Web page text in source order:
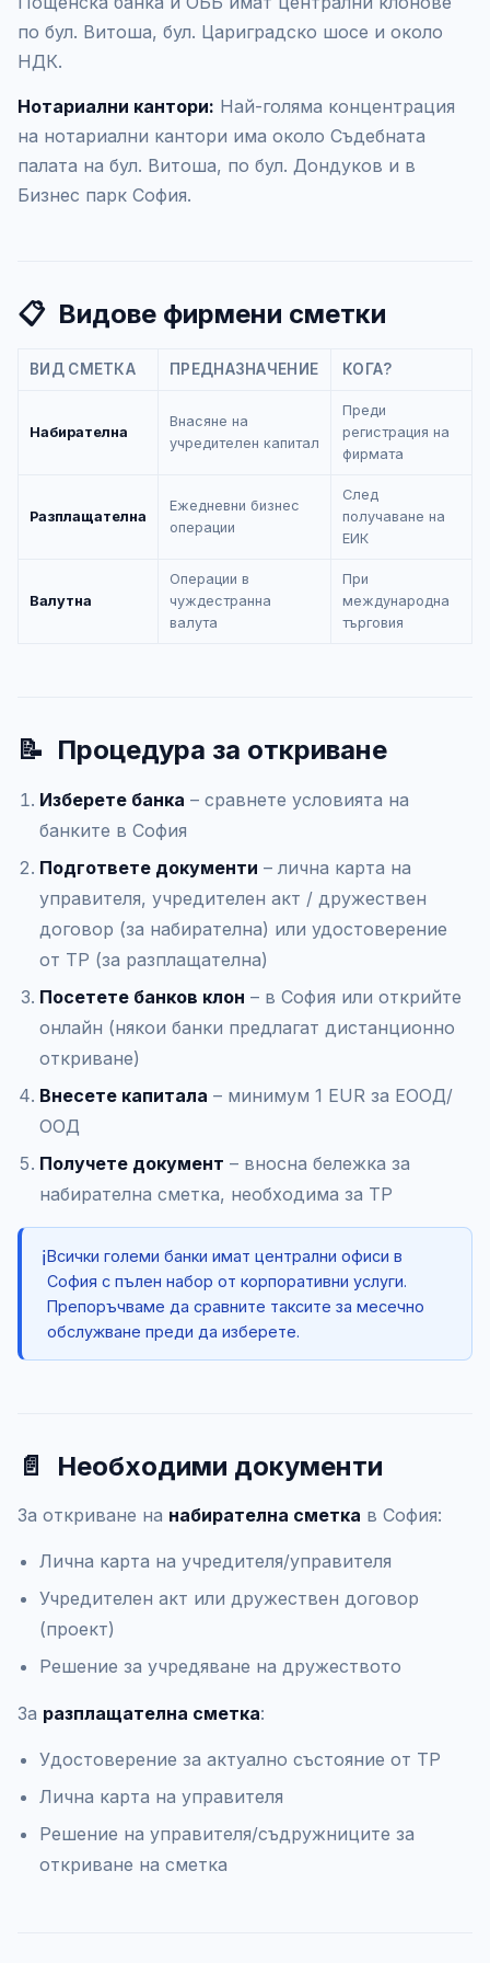
по бул. Витоша, бул. Цариградско шосе и около
НДК.
Нотариални кантори: Най-голяма концентрация
на нотариални кантори има около Съдебната
палата на бул. Витоша, по бул. Дондуков и в
Бизнес парк София.
📋 Видове фирмени сметки
ВИД СМЕТКА ПРЕДНАЗНАЧЕНИЕ КОГА?
Набирателна
Внасяне на
учредителен капитал
Преди
регистрация на
фирмата
Разплащателна
Ежедневни бизнес
операции
След
получаване на
ЕИК
Валутна
Операции в
чуждестранна
валута
При
международна
търговия
📝 Процедура за откриване
Изберете банка – сравнете условията на
банките в София
Подгответе документи – лична карта на
управителя, учредителен акт / дружествен
договор (за набирателна) или удостоверение
от ТР (за разплащателна)
Посетете банков клон – в София или открийте
онлайн (някои банки предлагат дистанционно
откриване)
Внесете капитала – минимум 1 EUR за ЕООД/
ООД
Получете документ – вносна бележка за
набирателна сметка, необходима за ТР
ℹ️Всички големи банки имат централни офиси в
София с пълен набор от корпоративни услуги.
Препоръчваме да сравните таксите за месечно
обслужване преди да изберете.
📄 Необходими документи
За откриване на набирателна сметка в София:
Лична карта на учредителя/управителя
Учредителен акт или дружествен договор
(проект)
Решение за учредяване на дружеството
За разплащателна сметка:
Удостоверение за актуално състояние от ТР
Лична карта на управителя
Решение на управителя/съдружниците за
откриване на сметка